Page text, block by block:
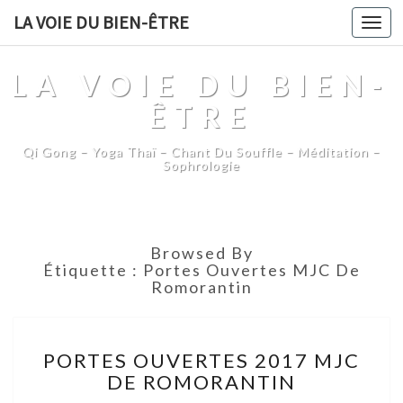
LA VOIE DU BIEN-ÊTRE
LA VOIE DU BIEN-
ÊTRE
Qi Gong – Yoga Thaï – Chant Du Souffle – Méditation –
Sophrologie
Browsed By
Étiquette : Portes Ouvertes MJC De
Romorantin
OUVERTES
2017
PORTES OUVERTES 2017 MJC
DE ROMORANTIN